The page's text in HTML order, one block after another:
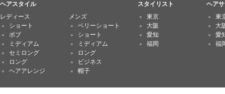
ヘアスタイル スタイリスト
ヘア
レディース
ショート
ボブ
ミディアム
セミロング
ロング
ヘアアレンジ
メンズ
ベリーショート
ショート
ミディアム
ロング
ビジネス
帽子
東京
大阪
愛知
福岡
東
大
愛
福